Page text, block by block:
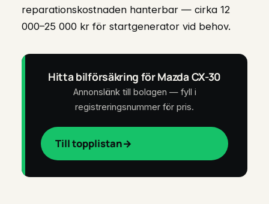
reparationskostnaden hanterbar — cirka 12
000–25 000 kr för startgenerator vid behov.
Hitta bilförsäkring för Mazda CX-30
Annonslänk till bolagen — fyll i
registreringsnummer för pris.
Till topplistan